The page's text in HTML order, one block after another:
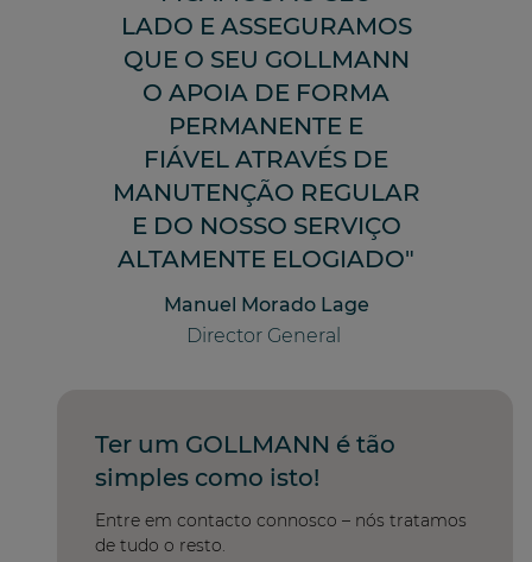
LADO E ASSEGURAMOS
QUE O SEU GOLLMANN
O APOIA DE FORMA
PERMANENTE E
FIÁVEL ATRAVÉS DE
MANUTENÇÃO REGULAR
E DO NOSSO SERVIÇO
ALTAMENTE ELOGIADO"
Manuel Morado Lage
Director General
Ter um GOLLMANN é tão
simples como isto!
Entre em contacto connosco – nós tratamos
de tudo o resto.